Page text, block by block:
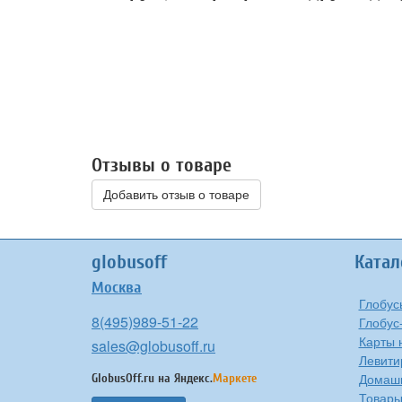
Отзывы о товаре
Добавить отзыв о товаре
globusoff
Москва
8(495)989-51-22
sales@globusoff.ru
GlobusOff.ru на Яндекс.Маркете
Карты